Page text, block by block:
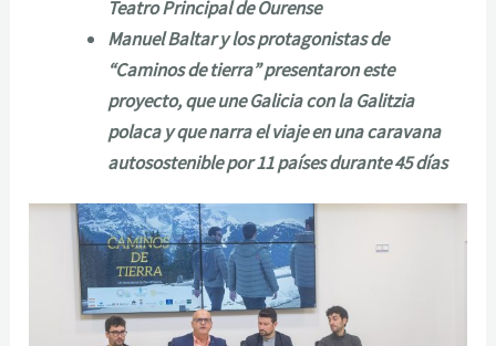
Teatro Principal de Ourense
Manuel Baltar y los protagonistas de
“Caminos de tierra” presentaron este
proyecto, que une Galicia con la Galitzia
polaca y que narra el viaje en una caravana
autosostenible por 11 países durante 45 días